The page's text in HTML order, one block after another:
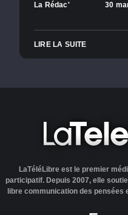
La Rédac' 30
LIRE LA SUITE
LaTéléLibre est le premier
participatif. Depuis 2007, elle
libre communication des pensées